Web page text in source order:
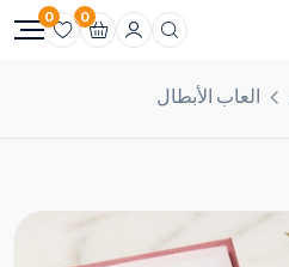
0
0
العاب الأبطال